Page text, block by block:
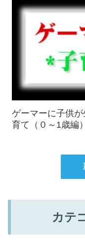
ゲーマーに子供
育て（０～1歳編）
カテ